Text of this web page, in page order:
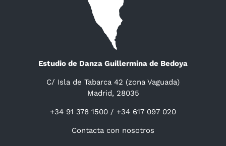
Estudio de Danza Guillermina de Bedoya
C/ Isla de Tabarca 42 (zona Vaguada)
Madrid, 28035
+34 91 378 1500 / +34 617 097 020
Contacta con nosotros